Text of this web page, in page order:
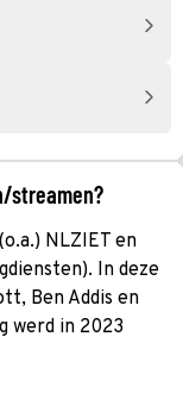
streamen?
NLZIET en
In deze
Ben Addis en
werd in 2023